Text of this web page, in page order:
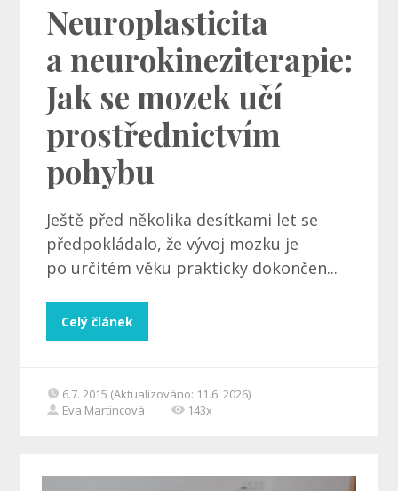
Neuroplasticita
a neurokineziterapie:
Jak se mozek učí
prostřednictvím
pohybu
Ještě před několika desítkami let se
předpokládalo, že vývoj mozku je
po určitém věku prakticky dokončen...
Celý článek
6.7. 2015 (Aktualizováno: 11.6. 2026)
Eva Martincová
143x